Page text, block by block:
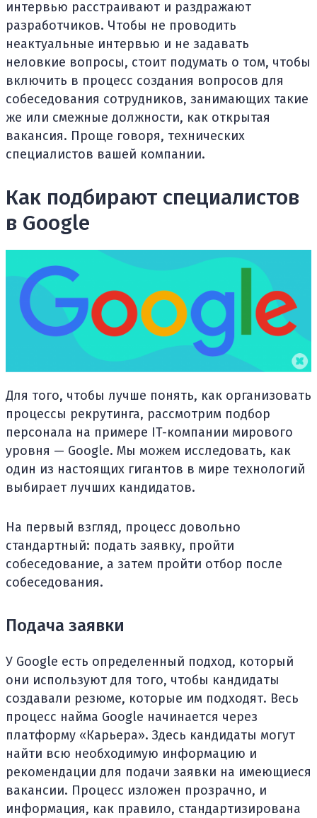
интервью расстраивают и раздражают
разработчиков. Чтобы не проводить
неактуальные интервью и не задавать
неловкие вопросы, стоит подумать о том, чтобы
включить в процесс создания вопросов для
собеседования сотрудников, занимающих такие
же или смежные должности, как открытая
вакансия. Проще говоря, технических
специалистов вашей компании.
Как подбирают специалистов
в Google
Для того, чтобы лучше понять, как организовать
процессы рекрутинга, рассмотрим подбор
персонала на примере IT-компании мирового
уровня — Google. Мы можем исследовать, как
один из настоящих гигантов в мире технологий
выбирает лучших кандидатов.
На первый взгляд, процесс довольно
стандартный: подать заявку, пройти
собеседование, а затем пройти отбор после
собеседования.
Подача заявки
У Google есть определенный подход, который
они используют для того, чтобы кандидаты
создавали резюме, которые им подходят. Весь
процесс найма Google начинается через
платформу «Карьера». Здесь кандидаты могут
найти всю необходимую информацию и
рекомендации для подачи заявки на имеющиеся
вакансии. Процесс изложен прозрачно, и
информация, как правило, стандартизирована